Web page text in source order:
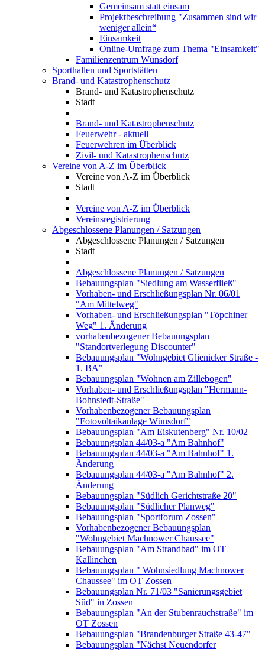
Gemeinsam statt einsam
Projektbeschreibung "Zusammen sind wir
weniger allein“
Einsamkeit
Online-Umfrage zum Thema "Einsamkeit"
Familienzentrum Wünsdorf
Sporthallen und Sportstätten
Brand- und Katastrophenschutz
Brand- und Katastrophenschutz
Stadt
Brand- und Katastrophenschutz
Feuerwehr - aktuell
Feuerwehren im Überblick
Zivil- und Katastrophenschutz
Vereine von A-Z im Überblick
Vereine von A-Z im Überblick
Stadt
Vereine von A-Z im Überblick
Vereinsregistrierung
Abgeschlossene Planungen / Satzungen
Abgeschlossene Planungen / Satzungen
Stadt
Abgeschlossene Planungen / Satzungen
Bebauungsplan "Siedlung am Wasserfließ"
Vorhaben- und Erschließungsplan Nr. 06/01
"Am Mittelweg"
Vorhaben- und Erschließungsplan "Töpchiner
Weg" 1. Änderung
vorhabenbezogener Bebauungsplan
"Standortverlegung Discounter"
Bebauungsplan "Wohngebiet Glienicker Straße -
1. BA"
Bebauungsplan "Wohnen am Zillebogen"
Vorhaben- und Erschließungsplan "Hermann-
Bohnstedt-Straße"
Vorhabenbezogener Bebauungsplan
"Fotovoltaikanlage Wünsdorf"
Bebauungsplan "Am Eiskutenberg" Nr. 10/02
Bebauungsplan 44/03-a "Am Bahnhof"
Bebauungsplan 44/03-a "Am Bahnhof" 1.
Änderung
Bebauungsplan 44/03-a "Am Bahnhof" 2.
Änderung
Bebauungsplan "Südlich Gerichtstraße 20"
Bebauungsplan "Südlicher Planweg"
Bebauungsplan "Sportforum Zossen"
Vorhabenbezogener Bebauungsplan
"Wohngebiet Machnower Chaussee"
Bebauungsplan "Am Strandbad" im OT
Kallinchen
Bebauungsplan " Wohnsiedlung Machnower
Chaussee" im OT Zossen
Bebauungsplan Nr. 71/03 "Sanierungsgebiet
Süd" in Zossen
Bebauungsplan "An der Stubenrauchstraße" im
OT Zossen
Bebauungsplan "Brandenburger Straße 43-47"
Bebauungsplan "Nächst Neuendorfer